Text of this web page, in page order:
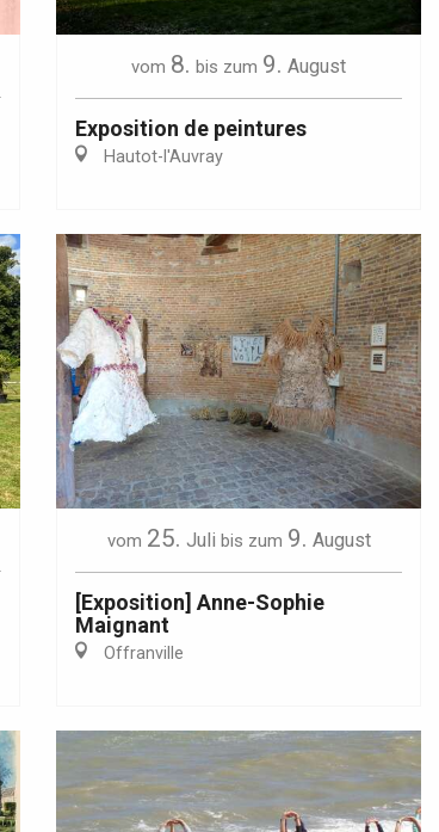
vom 8. bis zum 9. August
Exposition de peintures
Hautot-l'Auvray
vom 25. Juli bis zum 9. August
[Exposition] Anne-Sophie
Maignant
Offranville